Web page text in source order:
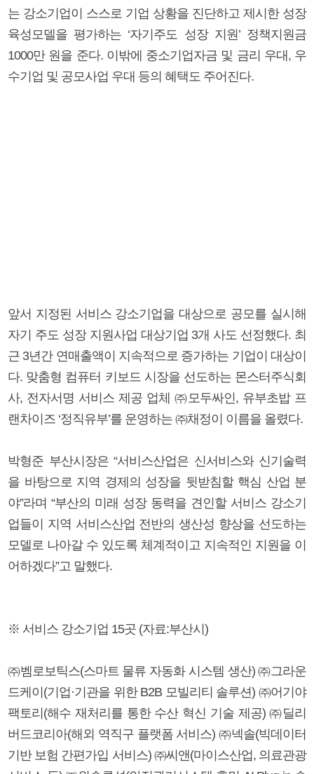
는 강소기업이 스스로 기업 상황을 진단하고 제시한 성장
육성모델을 평가하는 ‘자기주도 성장 지원’ 정책지원금
1000만 원을 준다. 이밖에 중소기업자금 및 금리 우대, 우
수기업 및 공모사업 우대 등의 혜택도 주어진다.
앞서 지정된 서비스 강소기업을 대상으로 공모를 실시해
자기 주도 성장 지원사업 대상기업 3개 사도 선정했다. 최
근 3년간 연매출액이 지속적으로 증가하는 기업이 대상이
다. 맞춤형 컴퓨터 키보드 시장을 선도하는 몬스터주식회
사, 전자서명 서비스 제공 업체 ㈜모두싸인, 유부초밥 프
랜차이즈 ‘정직유부’를 운영하는 ㈜채정이 이름을 올렸다.
박형준 부산시장은 “서비스산업은 신서비스와 신기술력
을 바탕으로 지역 경제의 성장을 뒷받침할 핵심 산업 분
야”라며 “부산의 미래 성장 동력을 견인할 서비스 강소기
업들이 지역 서비스산업 전반의 생산성 향상을 선도하는
모델로 나아갈 수 있도록 체계적이고 지속적인 지원을 이
어하겠다”고 말했다.
※ 서비스 강소기업 15곳 (자료:부산시)
㈜벰로보틱스(스마트 물류 자동화 시스템 생산) ㈜그라운
드케이(기업·기관을 위한 B2B 모빌리티 솔루션) ㈜어기야
팩토리(해수 재처리를 통한 수산 혁신 기술 제공) ㈜딜리
버드코리아(해외 역직구 플랫폼 서비스) ㈜넥솔(빅데이터
기반 보험 간편가입 서비스) ㈜씨앤(마이스산업, 의료관광